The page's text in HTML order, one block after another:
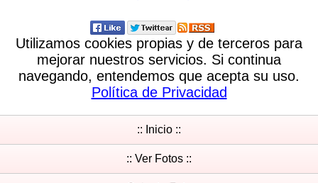
Utilizamos cookies propias y de terceros para
mejorar nuestros servicios. Si continua
navegando, entendemos que acepta su uso.
Política de Privacidad
:: Inicio ::
:: Ver Fotos ::